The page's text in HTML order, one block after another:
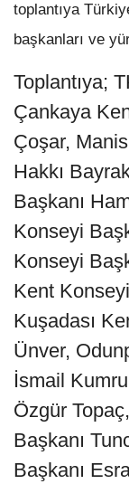
toplantıya
başkanları ve
Toplantıya;
Çankaya
Çoşar,
Hakkı
Başkanı
Konseyi
Konseyi
Kent
Kuşadası
Ünver,
İsmail
Özgür
Başkanı
Başkanı